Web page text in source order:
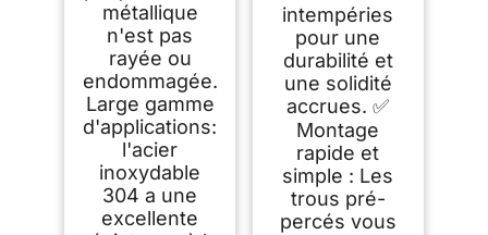
métallique
n'est pas
rayée ou
endommagée.
Large gamme
d'applications:
l'acier
inoxydable
304 a une
excellente
intempéries
pour une
durabilité et
une solidité
accrues. ✅
Montage
rapide et
simple : Les
trous pré-
percés vous